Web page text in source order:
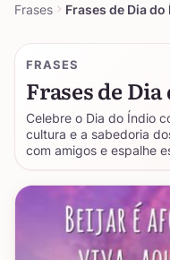
Frases Frases de Dia do
FRASES
Frases de
Celebre o Dia do Índio
cultura e a sabedoria
com amigos e espalhe